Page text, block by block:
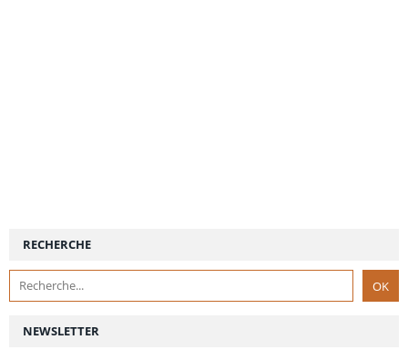
NEWSLETTER
RECHERCHE